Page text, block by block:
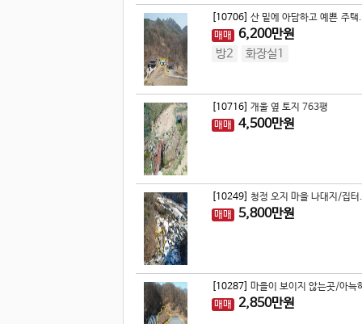
[10706] 산 밑에 아담하고 예쁜 주택
매매
6,200만원
방2 화장실1
[10716] 개울 옆 토지 763평
매매
4,500만원
[10249] 청정 오지 마을 나대지/집
매매
5,800만원
[10287]
마을이 보이지 않는곳/아늑
매매
2,850만원